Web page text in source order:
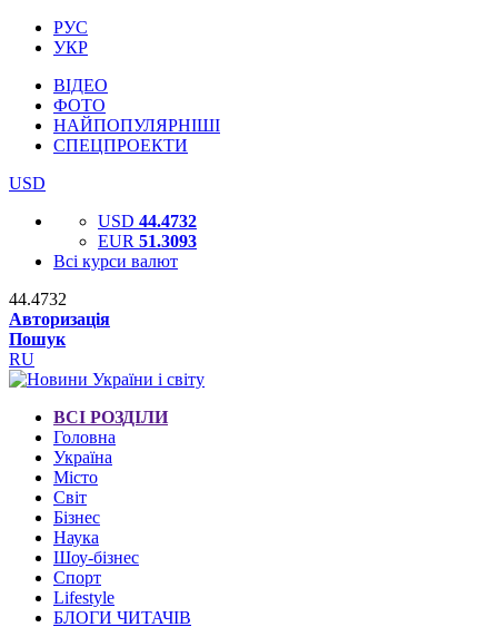
РУС
УКР
ВІДЕО
ФОТО
НАЙПОПУЛЯРНІШІ
СПЕЦПРОЕКТИ
USD
USD 44.4732
EUR 51.3093
Всі курси валют
44.4732
Авторизація
Пошук
RU
ВСІ РОЗДІЛИ
Головна
Україна
Місто
Світ
Бізнес
Наука
Шоу-бізнес
Спорт
Lifestyle
БЛОГИ ЧИТАЧІВ